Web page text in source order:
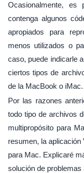
Ocasionalmente,
contenga algunos
apropiados para
menos utilizados o
caso, puede indicarle
ciertos tipos de
de la MacBook o iMac.
Por las razones
todo tipo de archivos
multipropósito para
resumen, la
para Mac. Explicaré
solución de problemas